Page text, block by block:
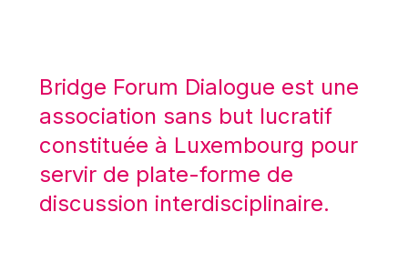
Mario Centeno
Mario Monti
Maroš ŠEFČOVIČ
Martin Bailey
Martine Reicherts
Bridge Forum Dialogue est une
association sans but lucratif
constituée à Luxembourg pour
servir de plate-forme de
discussion interdisciplinaire.